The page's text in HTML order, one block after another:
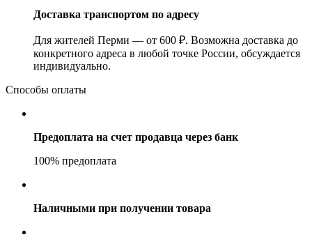
Доставка транспортом по адресу
Для жителей Перми — от 600 ₽. Возможна доставка до
конкретного адреса в любой точке России, обсуждается
индивидуально.
Способы оплаты
Предоплата на счет продавца через банк
100% предоплата
Наличными при получении товара